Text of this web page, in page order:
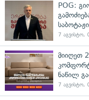
POG:
7 აგვისტო,
მიიღეთ
ნაწილ
7 აგვისტო,